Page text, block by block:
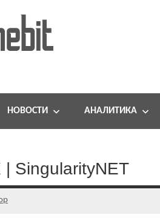
НОВОСТИ АНАЛИТИКА
| SingularityNET